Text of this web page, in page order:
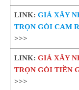
LINK: GIÁ XÂY
TRỌN GÓI CAM
>>>
LINK: GIÁ XÂY
TRỌN GÓI TIỀN
>>>